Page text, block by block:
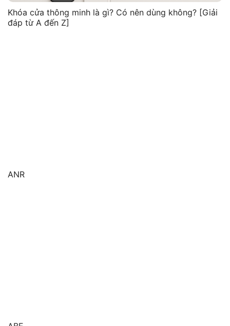
Khóa cửa thông minh là gì? Có nên dùng không? [Giải
đáp từ A đến Z]
ANR